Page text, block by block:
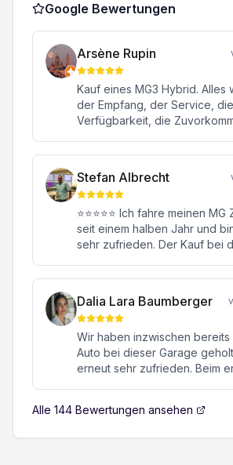
Google Bewertungen
Arsène Rupin
Kauf eines MG3 Hybrid. Alles
der Empfang, der Service, die
Verfügbarkeit, die
Stefan Albrecht
⭐⭐⭐⭐⭐ Ich fahre meinen MG ZS Hybrid nun
seit einem halben Jahr und
sehr zufrieden. Der Kauf bei
Ende eine rundum positive
Verkaufsberater Herrn Janick
mich kompetent, ehrlich und
Verkaufsdruck beraten. Mit
freundlichen, engagierten und
sympathischen Art hat er sich
aufgehoben gefühlt habe. Auch nach dem
Dalia Lara Baumberger
Wir haben inzwischen
Auto bei dieser Garage
erneut sehr zufrieden. Beim
gesamte Abwicklung von
Alle 144 Bewertungen ansehen